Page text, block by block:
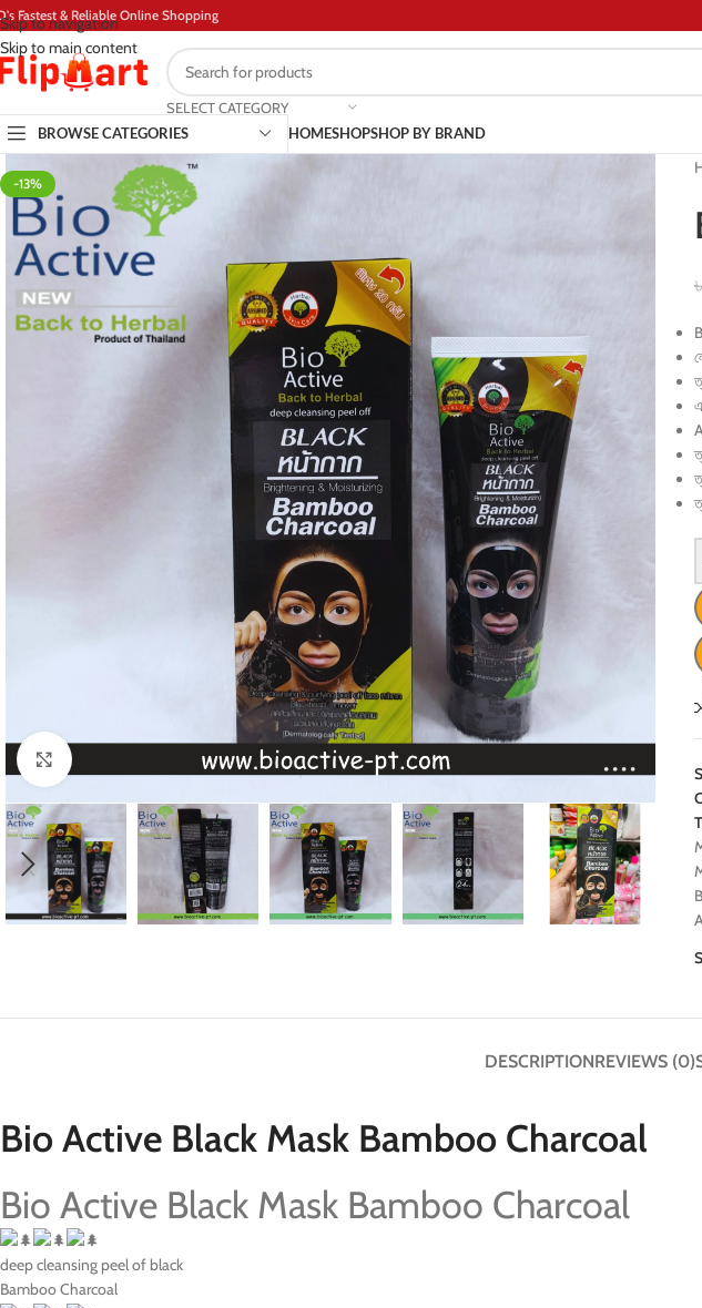
Skip to navigation
Skip to main content
Fastest & Reliable Online Shopping
SELECT CATEGORY
BROWSE CATEGORIES
HOMESHOPSHOP BY BRAND
-13%
DESCRIPTIONREVIEWS (0)
Bio Active Black Mask Bamboo Charcoal
Bio Active Black Mask Bamboo Charcoal
deep cleansing peel of black
Bamboo Charcoal